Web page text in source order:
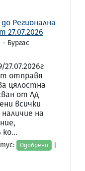
Регионална
27.07.2026
Бургас
отправя
цялостна
от ЛД
всички
на
Одобрено